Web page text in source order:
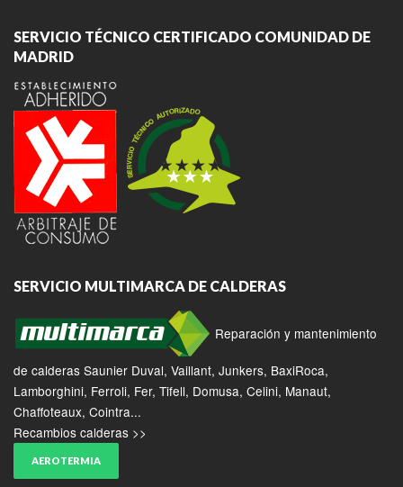
SERVICIO TÉCNICO CERTIFICADO COMUNIDAD DE
MADRID
SERVICIO MULTIMARCA DE CALDERAS
Reparación y mantenimiento
de calderas Saunier Duval, Vaillant, Junkers, BaxiRoca,
Lamborghini, Ferroli, Fer, Tifell, Domusa, Celini, Manaut,
Chaffoteaux, Cointra...
Recambios calderas >>
AEROTERMIA